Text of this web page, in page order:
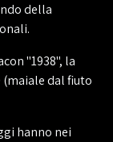
della
"1938", la
dal fiuto
hanno nei